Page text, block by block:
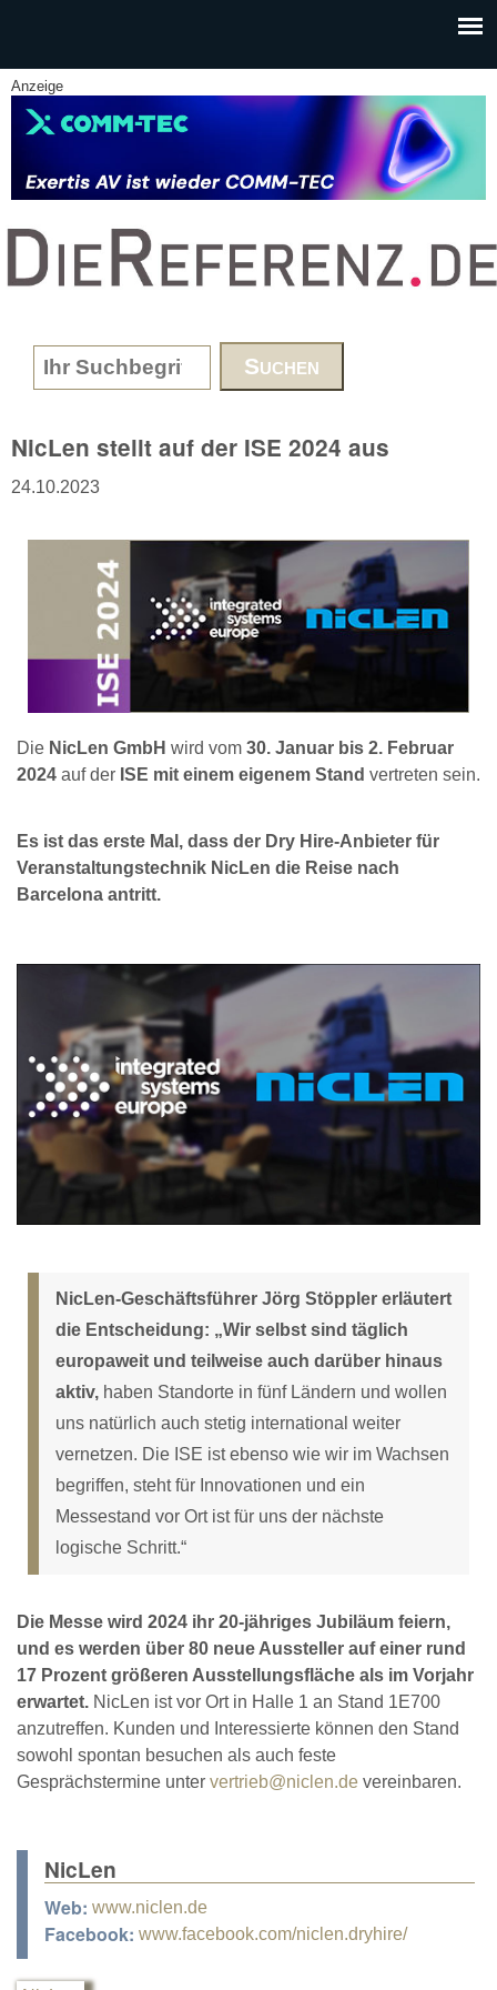
Anzeige
www.DieReferenz.de
Search form
NicLen stellt auf der ISE 2024 aus
24.10.2023
Die NicLen GmbH wird vom 30. Januar bis 2. Februar
2024 auf der ISE mit einem eigenem Stand vertreten sein.
Es ist das erste Mal, dass der Dry Hire-Anbieter für
Veranstaltungstechnik NicLen die Reise nach
Barcelona antritt.
NicLen-Geschäftsführer Jörg Stöppler erläutert
die Entscheidung: „Wir selbst sind täglich
europaweit und teilweise auch darüber hinaus
aktiv, haben Standorte in fünf Ländern und wollen
uns natürlich auch stetig international weiter
vernetzen. Die ISE ist ebenso wie wir im Wachsen
begriffen, steht für Innovationen und ein
Messestand vor Ort ist für uns der nächste
logische Schritt.“
Die Messe wird 2024 ihr 20-jähriges Jubiläum feiern,
und es werden über 80 neue Aussteller auf einer rund
17 Prozent größeren Ausstellungsfläche als im Vorjahr
erwartet. NicLen ist vor Ort in Halle 1 an Stand 1E700
anzutreffen. Kunden und Interessierte können den Stand
sowohl spontan besuchen als auch feste
Gesprächstermine unter vertrieb@niclen.de vereinbaren.
NicLen
Web: www.niclen.de
Facebook: www.facebook.com/niclen.dryhire/